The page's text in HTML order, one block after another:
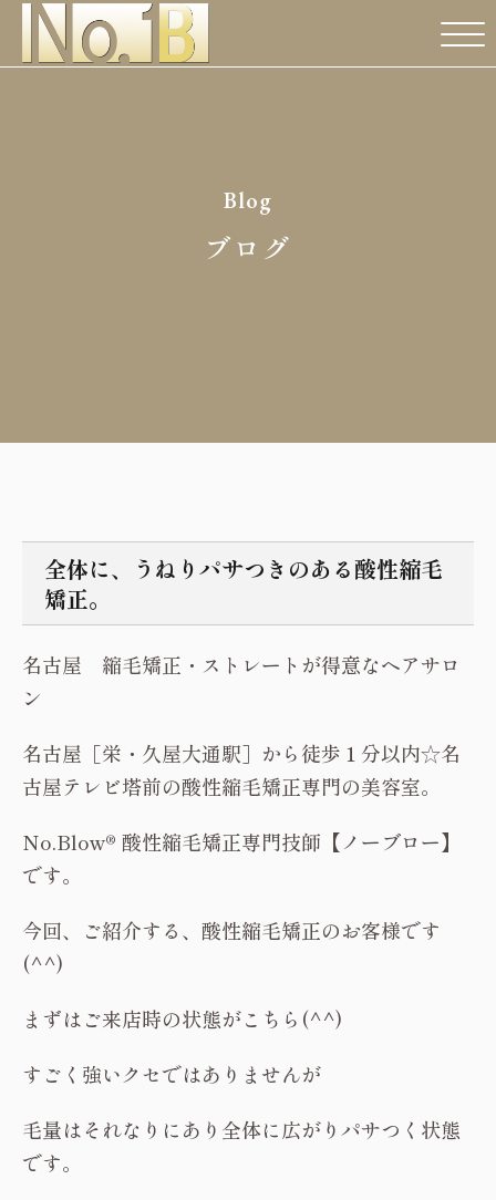
Blog
ブログ
全体に、うねりパサつきのある酸性縮毛
矯正。
名古屋 縮毛矯正・ストレートが得意なヘアサロ
ン
名古屋［栄・久屋大通駅］から徒歩１分以内☆名
古屋テレビ塔前の酸性縮毛矯正専門の美容室。
No.Blow® 酸性縮毛矯正専門技師【ノーブロー】
です。
今回、ご紹介する、酸性縮毛矯正のお客様です
(^^)
まずはご来店時の状態がこちら(^^)
すごく強いクセではありませんが
毛量はそれなりにあり全体に広がりパサつく状態
です。